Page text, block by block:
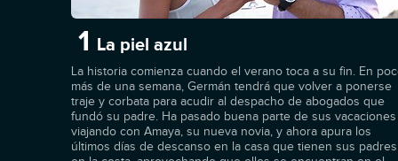
1 La piel azul
La historia comienza cuando el verano toca a su fin. En
más de una semana, Germán tendrá que volver a ponerse
traje y corbata para acudir al despacho de abogados que
fundó su padre. Ha pasado buena parte de sus vacaciones
viajando con Amaya, su nueva novia, y ahora apura los
últimos días de descanso en la casa que tienen sus padres